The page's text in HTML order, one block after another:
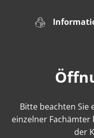
Bitte beachten Sie
einzelner
der